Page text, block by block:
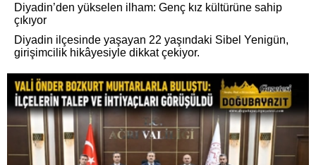
Diyadin’den yükselen ilham: Genç kız kültürüne sahip
çıkıyor
Diyadin ilçesinde yaşayan 22 yaşındaki Sibel Yenigün,
girişimcilik hikâyesiyle dikkat çekiyor.